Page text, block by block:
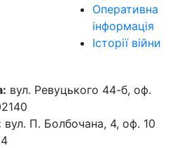
Оперативна
інформація
Історії війни
вул. Ревуцького 44-б, оф.
вул. П. Болбочана, 4, оф. 10